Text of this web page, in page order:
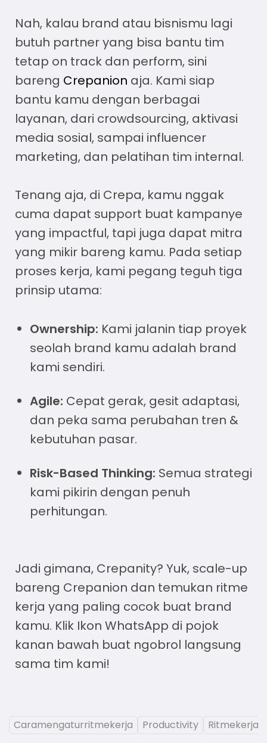
Nah, kalau brand atau bisnismu lagi
butuh partner yang bisa bantu tim
tetap on track dan perform, sini
bareng Crepanion aja. Kami siap
bantu kamu dengan berbagai
layanan, dari crowdsourcing, aktivasi
media sosial, sampai influencer
marketing, dan pelatihan tim internal.
Tenang aja, di Crepa, kamu nggak
cuma dapat support buat kampanye
yang impactful, tapi juga dapat mitra
yang mikir bareng kamu. Pada setiap
proses kerja, kami pegang teguh tiga
prinsip utama:
Ownership: Kami jalanin tiap proyek
seolah brand kamu adalah brand
kami sendiri.
Agile: Cepat gerak, gesit adaptasi,
dan peka sama perubahan tren &
kebutuhan pasar.
Risk-Based Thinking: Semua strategi
kami pikirin dengan penuh
perhitungan.
Jadi gimana, Crepanity? Yuk, scale-up
bareng Crepanion dan temukan ritme
kerja yang paling cocok buat brand
kamu. Klik Ikon WhatsApp di pojok
kanan bawah buat ngobrol langsung
sama tim kami!
Caramengaturritmekerja Productivity Ritmekerja